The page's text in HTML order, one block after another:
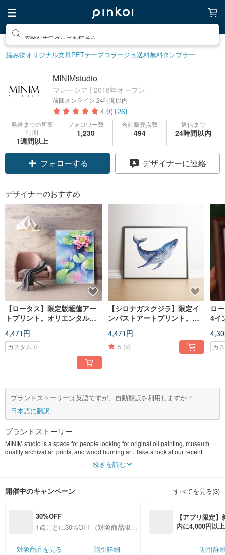
素敵な生活グッズを探そう
編み物オリジナル文具PETテープコラージュ送料無料タンブラー
MINIMstudio
マレーシア | 2018年オープン
前回オンライン 24時間以内
4.9(126)
発送までの所要
時間
1週間以上
フォロワー数
1,230
合計販売点数
494
返信まで
24時間以内
フォローする デザイナーに連絡
デザイナーのおすすめ
【ロータス】限定版睡蓮アー
トプリント。オリエンタルチ
4,471円
カスタム可
【シロナガスクジラ】限定イ
ンパストアートプリント。海
4,471円
5 (9)
ロ
4イ
カ
ブランドストーリーは英語ですが、自動翻訳を利用しますか？
日本語に翻訳
ブランドストーリー
MINIM studio is a space for people looking for original oil painting, museum
quality archival art prints, and wood burning art. Take a look at our recent
miniature oil painting series, they will be a great table gift for any occasion or
event, and also a unique custom gift for your loved ones.
続きを読む
開催中のキャンペーン すべてを見る(3)
30%OFF
1点ごとに30%OFF（対象商品限
対象商品を見る
割引詳細
【アプリ限定
内に4,000円以
割引詳